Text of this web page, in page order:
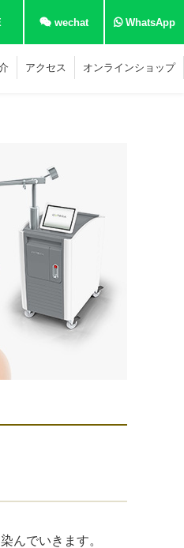
wechat WhatsApp
アクセス オンラインショップ
んでいきます。